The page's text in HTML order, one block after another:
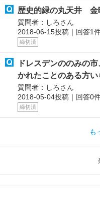
歴史的緑の丸天井 金
質問者：しろさん
2018-06-15投稿｜回答1
締切済
ドレスデンののみの
かれたことのある方
質問者：しろさん
2018-05-04投稿｜回答0
締切済
も